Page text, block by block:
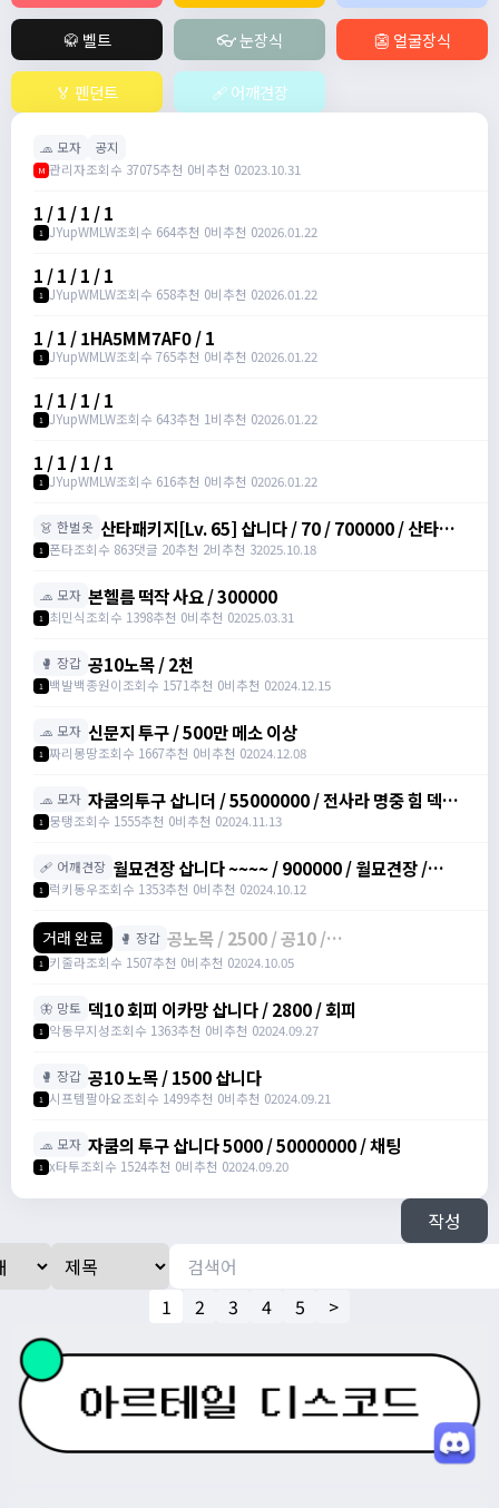
🥋 벨트 👓 눈장식 👺 얼굴장식
🏅 펜던트 🩹 어깨견장
🧢 모자 공지
M 관리자조회수 37075추천 0비추천 02023.10.31
1 / 1 / 1 / 1
1 JYupWMLW조회수 664추천 0비추천 02026.01.22
1 / 1 / 1 / 1
1 JYupWMLW조회수 658추천 0비추천 02026.01.22
1 / 1 / 1HA5MM7AF0 / 1
1 JYupWMLW조회수 765추천 0비추천 02026.01.22
1 / 1 / 1 / 1
1 JYupWMLW조회수 643추천 1비추천 02026.01.22
1 / 1 / 1 / 1
1 JYupWMLW조회수 616추천 0비추천 02026.01.22
👗 한벌옷 산타패키지[Lv. 65] 삽니다 / 70 / 700000 / 산타패
키지[Lv. 65] /
1 폰타조회수 863댓글 20추천 2비추천 32025.10.18
🧢 모자 본헬름 떡작 사요 / 300000
1 최민식조회수 1398추천 0비추천 02025.03.31
🥊 장갑 공10노목 / 2천
1 백발백종원이조회수 1571추천 0비추천 02024.12.15
🧢 모자 신문지 투구 / 500만 메소 이상
1 짜리몽땅조회수 1667추천 0비추천 02024.12.08
🧢 모자 자쿰의투구 삽니더 / 55000000 / 전사라 명중 힘 덱스
가 정옵이였으면 좋겠습니다.
1 뭉탱조회수 1555추천 0비추천 02024.11.13
🩹 어깨견장 월묘견장 삽니다 ~~~~ / 900000 / 월묘견장 /
https://open.kakao.com/o/s84eEUef
1 럭키동우조회수 1353추천 0비추천 02024.10.12
거래 완료 🥊 장갑 공노목 / 2500 / 공10 /
https://open.kakao.com/o/sboXkMSg
1 키줄라조회수 1507추천 0비추천 02024.10.05
🦋 망토 덱10 회피 이카망 삽니다 / 2800 / 회피
1 악동무지성조회수 1363추천 0비추천 02024.09.27
🥊 장갑 공10 노목 / 1500 삽니다
1 시프템팔아요조회수 1499추천 0비추천 02024.09.21
🧢 모자 자쿰의 투구 삽니다 5000 / 50000000 / 채팅
1 x타투조회수 1524추천 0비추천 02024.09.20
작성
1 2 3 4 5 >